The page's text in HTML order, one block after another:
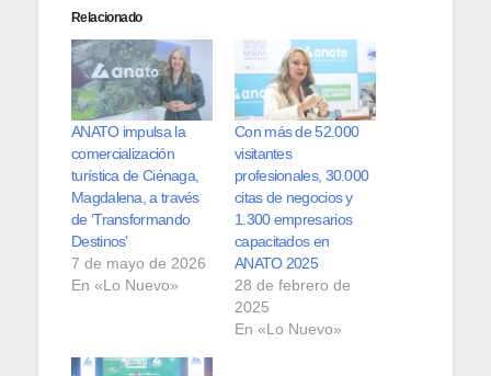
Relacionado
ANATO impulsa la
comercialización
turística de Ciénaga,
Magdalena, a través
de ‘Transformando
Destinos’
7 de mayo de 2026
En «Lo Nuevo»
Con más de 52.000
visitantes
profesionales, 30.000
citas de negocios y
1.300 empresarios
capacitados en
ANATO 2025
28 de febrero de
2025
En «Lo Nuevo»